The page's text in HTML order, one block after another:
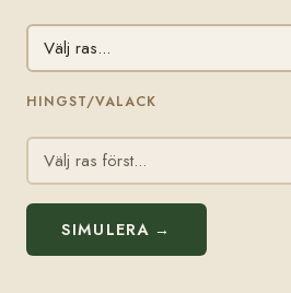
HINGST/VALACK
SIMULERA →